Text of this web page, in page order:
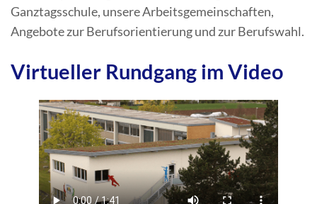
Ganztagsschule, unsere Arbeitsgemeinschaften,
Angebote zur Berufsorientierung und zur Berufswahl.
Virtueller Rundgang im Video